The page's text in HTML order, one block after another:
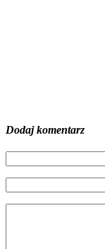
Dodaj komentarz